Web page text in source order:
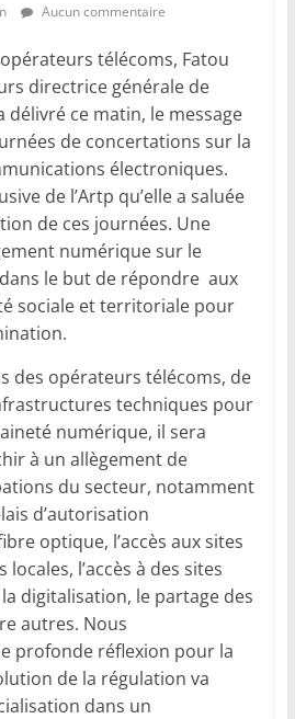
Aucun commentaire
télécoms, Fatou
directrice générale de
délivré ce matin, le message
de concertations sur la
électroniques.
de l’Artp qu’elle a saluée
de ces journées. Une
numérique sur le
le but de répondre aux
sociale et territoriale pour
des opérateurs télécoms, de
techniques pour
numérique, il sera
à un allègement de
du secteur, notamment
d’autorisation
optique, l’accès aux sites
l’accès à des sites
digitalisation, le partage des
autres. Nous
profonde réflexion pour la
de la régulation va
dans un